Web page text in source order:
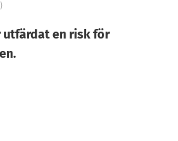
utfärdat en risk för